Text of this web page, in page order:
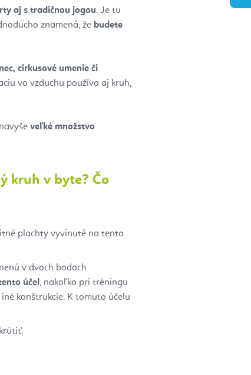
aj s tradičnou jogou. Je tu
znamená, že budete
cirkusové umenie či
vo vzduchu používa aj kruh,
veľké množstvo
kruh v byte? Čo
plachty vyvinuté na tento
v dvoch bodoch
účel, nakoľko pri tréningu
konštrukcie. K tomuto účelu